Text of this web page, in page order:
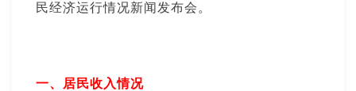
民经济运行情况新闻发布会。
一、居民收入情况